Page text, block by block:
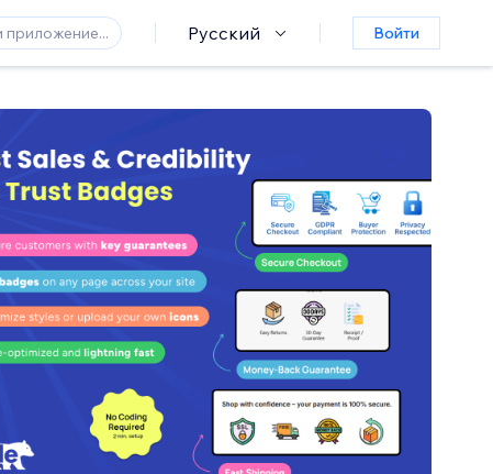
Русский Войти